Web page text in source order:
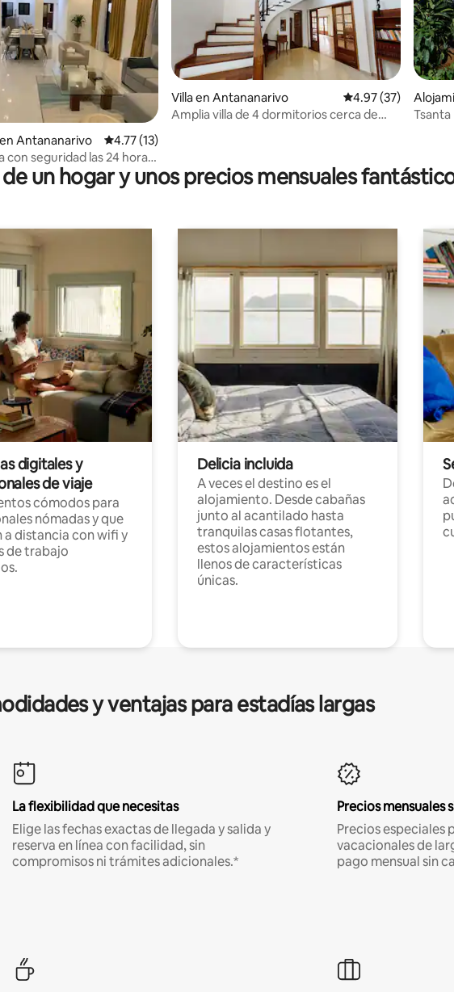
5 de 5, 9 reseñas
Antananarivo Calificación promedio: 4.77 de 5, 13 reseñas
4.77 (13)
con seguridad las 24 horas
de la semana
Villa en Antananarivo Calificación
4.97 (37)
Amplia villa de 4 dormitorios cerca de
Tsanta
un hogar y unos precios mensuales
digitales y
de viaje
cómodos para
nómadas y que
a distancia con wifi y
de trabajo
Delicia incluida
A veces el destino es el
alojamiento. Desde cabañas
junto al acantilado hasta
tranquilas casas flotantes,
estos alojamientos están
llenos de características
únicas.
y ventajas para estadías largas
La flexibilidad que necesitas
Elige las fechas exactas de llegada y salida y
reserva en línea con facilidad, sin
compromisos ni trámites adicionales.*
Precios mensuales
Precios especiales
vacacionales de
pago mensual sin